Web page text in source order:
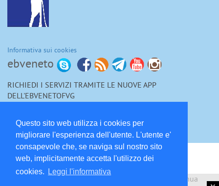
Questo sito web utilizza i cookies per
migliorare l'esperienza dell'utente. L'utente e'
consapevole che, se naviga sul nostro sito
web, implicitamente accetta l'utilizzo dei
cookies.
Leggi l'informativa
Informativa sui cookies
ebveneto
RICHIEDI I SERVIZI TRAMITE LE NUOVE APP
DELL'EBVENETOFVG
Bilateralità
Fondo Interprofessionale per la formazione continua